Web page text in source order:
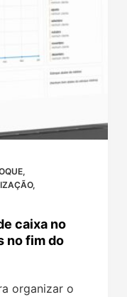
,
,
caixa no
no fim do
organizar o